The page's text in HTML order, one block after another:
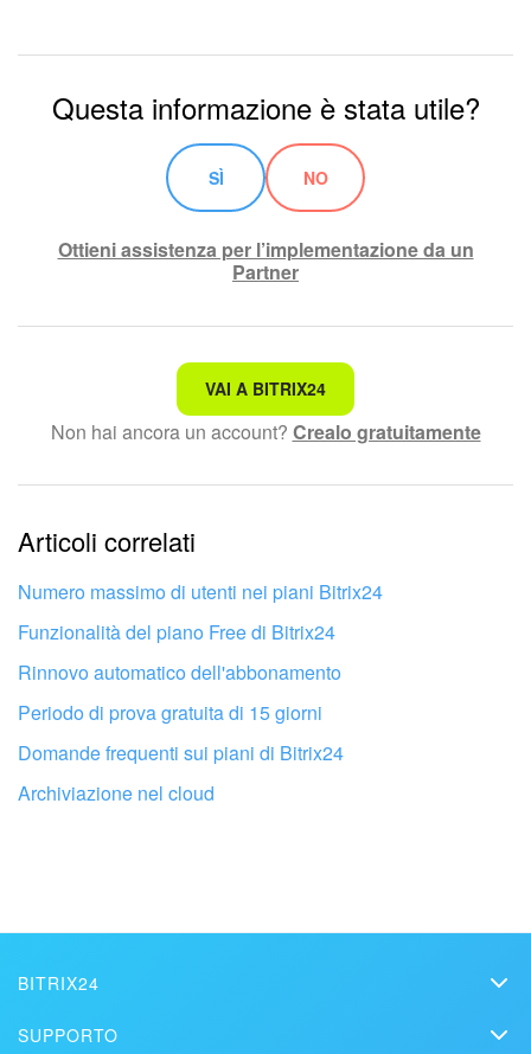
Questa informazione è stata utile?
SÌ NO
Ottieni assistenza per l’implementazione da un
Partner
Non è quello che sto cercando.
Testo complesso e incomprensibile
Le informazioni sono obsolete.
Troppo breve, ho bisogno di maggiori informazioni.
Non mi soddisfa come funziona questo strumento
Fai configurare il tuo Bitrix24 a un
VAI A BITRIX24
Non hai ancora un account? Crealo gratuitamente
Articoli correlati
Numero massimo di utenti nei piani Bitrix24
Funzionalità del piano Free di Bitrix24
Rinnovo automatico dell'abbonamento
Periodo di prova gratuita di 15 giorni
Domande frequenti sui piani di Bitrix24
Archiviazione nel cloud
BITRIX24
SUPPORTO